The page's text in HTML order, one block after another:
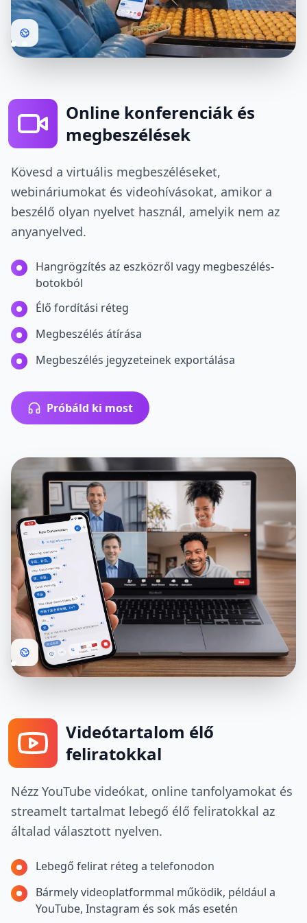
Online konferenciák és
megbeszélések
Kövesd a virtuális megbeszéléseket,
webináriumokat és videohívásokat, amikor a
beszélő olyan nyelvet használ, amelyik nem az
anyanyelved.
Hangrögzítés az eszközről vagy megbeszélés-
botokból
Élő fordítási réteg
Megbeszélés átírása
Megbeszélés jegyzeteinek exportálása
Próbáld ki most
Videótartalom élő
feliratokkal
Nézz YouTube videókat, online tanfolyamokat és
streamelt tartalmat lebegő élő feliratokkal az
általad választott nyelven.
Lebegő felirat réteg a telefonodon
Bármely videoplatformmal működik, például a
YouTube, Instagram és sok más esetén